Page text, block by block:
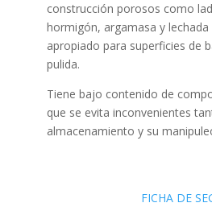
construcción porosos como
hormigón, argamasa y
apropiado para superficies de
pulida.
Tiene bajo contenido de
que se evita inconvenientes
almacenamiento y su
FICHA DE